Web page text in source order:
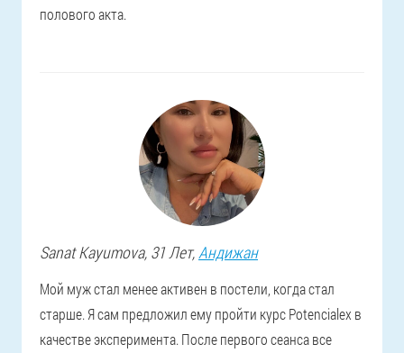
полового акта.
Sanat Kayumova, 31 Лет,Андижан
Мой муж стал менее активен в постели, когда стал
старше. Я сам предложил ему пройти курс Potencialex в
качестве эксперимента. После первого сеанса все